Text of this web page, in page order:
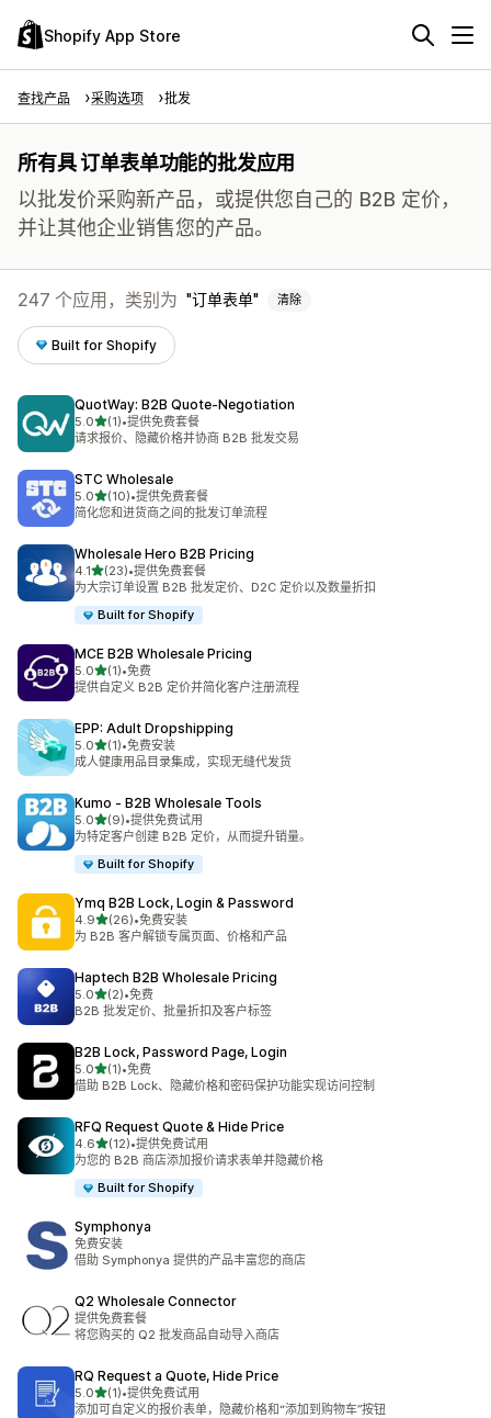
Shopify App Store
查找产品 采购选项 批发
所有具 订单表单功能的批发应用
以批发价采购新产品，或提供您自己的 B2B 定价，
并让其他企业销售您的产品。
247 个应用，类别为 订单表单 清除
Built for Shopify
QuotWay: B2B Quote‑Negotiation
5.0星（满分 5 星）
(1)
总共 1 条评论
•提供免费套餐
请求报价、隐藏价格并协商 B2B 批发交易
STC Wholesale
5.0星（满分 5 星）
(10)
总共 10 条评论
•提供免费套餐
简化您和进货商之间的批发订单流程
Wholesale Hero B2B Pricing
4.1星（满分 5 星）
(23)
总共 23 条评论
•提供免费套餐
为大宗订单设置 B2B 批发定价、D2C 定价以及数量折扣
Built for Shopify
MCE B2B Wholesale Pricing
5.0星（满分 5 星）
(1)
总共 1 条评论
•免费
提供自定义 B2B 定价并简化客户注册流程
EPP: Adult Dropshipping
5.0星（满分 5 星）
(1)
总共 1 条评论
•免费安装
成人健康用品目录集成，实现无缝代发货
Kumo ‑ B2B Wholesale Tools
5.0星（满分 5 星）
(9)
总共 9 条评论
•提供免费试用
为特定客户创建 B2B 定价，从而提升销量。
Built for Shopify
Ymq B2B Lock, Login & Password
4.9星（满分 5 星）
(26)
总共 26 条评论
•免费安装
为 B2B 客户解锁专属页面、价格和产品
Haptech B2B Wholesale Pricing
5.0星（满分 5 星）
(2)
总共 2 条评论
•免费
B2B 批发定价、批量折扣及客户标签
B2B Lock, Password Page, Login
5.0星（满分 5 星）
(1)
总共 1 条评论
•免费
借助 B2B Lock、隐藏价格和密码保护功能实现访问控制
RFQ Request Quote & Hide Price
4.6星（满分 5 星）
(12)
总共 12 条评论
•提供免费试用
为您的 B2B 商店添加报价请求表单并隐藏价格
Built for Shopify
Symphonya
免费安装
借助 Symphonya 提供的产品丰富您的商店
Q2 Wholesale Connector
提供免费套餐
将您购买的 Q2 批发商品自动导入商店
RQ Request a Quote, Hide Price
5.0星（满分 5 星）
(1)
总共 1 条评论
•提供免费试用
添加可自定义的报价表单，隐藏价格和“添加到购物车”按钮